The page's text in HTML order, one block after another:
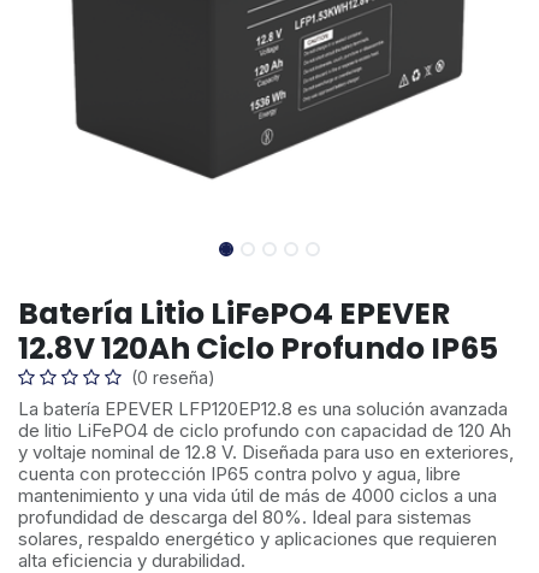
Batería Litio LiFePO4 EPEVER
12.8V 120Ah Ciclo Profundo IP65
(0 reseña)
La batería EPEVER LFP120EP12.8 es una solución avanzada
de litio LiFePO4 de ciclo profundo con capacidad de 120 Ah
y voltaje nominal de 12.8 V. Diseñada para uso en exteriores,
cuenta con protección IP65 contra polvo y agua, libre
mantenimiento y una vida útil de más de 4000 ciclos a una
profundidad de descarga del 80%. Ideal para sistemas
solares, respaldo energético y aplicaciones que requieren
alta eficiencia y durabilidad.